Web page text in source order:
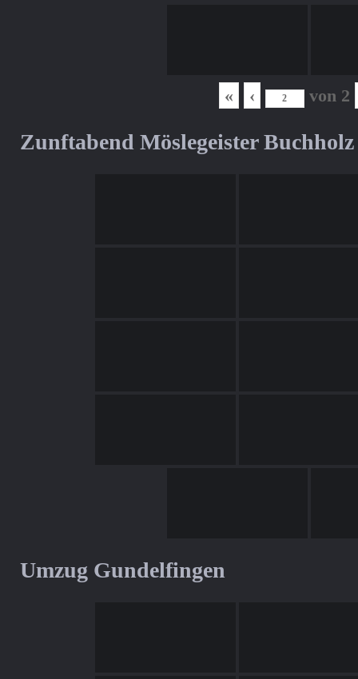
« ‹ von 2
Zunftabend Möslegeister Buchholz
Umzug Gundelfingen